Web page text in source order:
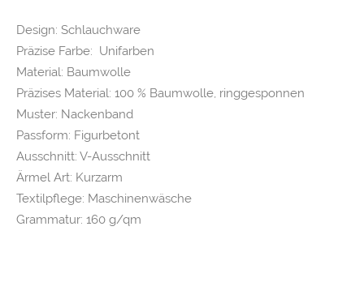
Design: Schlauchware
Präzise Farbe: Unifarben
Material: Baumwolle
Präzises Material: 100 % Baumwolle, ringgesponnen
Muster: Nackenband
Passform: Figurbetont
Ausschnitt: V-Ausschnitt
Ärmel Art: Kurzarm
Textilpflege: Maschinenwäsche
Grammatur: 160 g/qm